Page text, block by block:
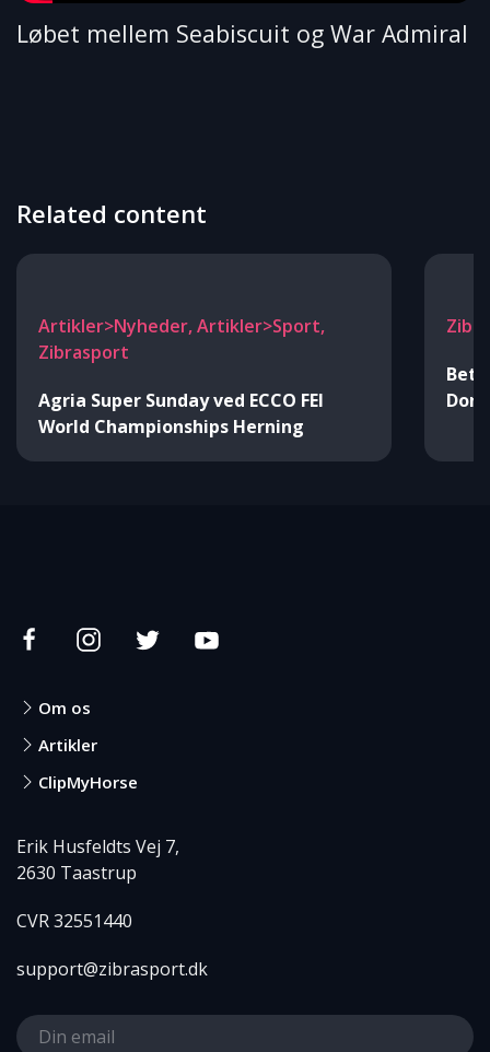
Løbet mellem Seabiscuit og War Admiral
Related content
Artikler>Nyheder, Artikler>Sport,
Zibrasport
Agria Super Sunday ved ECCO FEI
World Championships Herning
Om os
Artikler
ClipMyHorse
Erik Husfeldts Vej 7,
2630 Taastrup
CVR 32551440
support@zibrasport.dk